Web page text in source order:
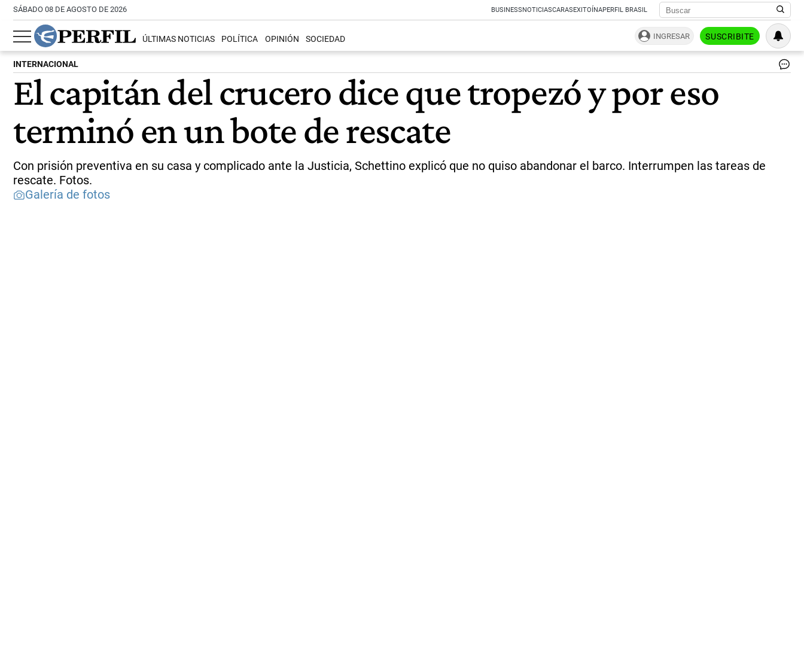
SÁBADO 08 DE AGOSTO DE 2026 BUSINESSNOTICIASCARASEXITOÍNAPERFIL BRASIL
ÚLTIMAS NOTICIAS POLÍTICA OPINIÓN SOCIEDAD INGRESAR SUSCRIBITE
INTERNACIONAL
El capitán del crucero dice que tropezó y por eso
terminó en un bote de rescate
Con prisión preventiva en su casa y complicado ante la Justicia, Schettino explicó que no quiso abandonar el barco. Interrumpen las tareas de
rescate. Fotos.
Galería de fotos